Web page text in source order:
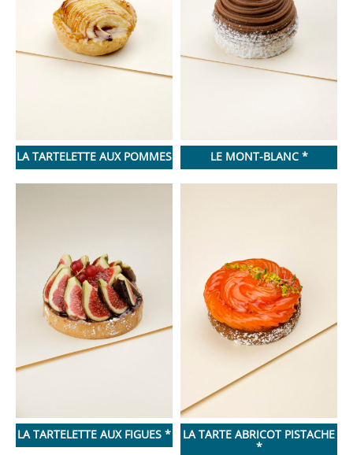
LA TARTELETTE AUX POMMES LE MONT-BLANC *
LA TARTELETTE AUX FIGUES *
LA TARTE ABRICOT PISTACHE
*